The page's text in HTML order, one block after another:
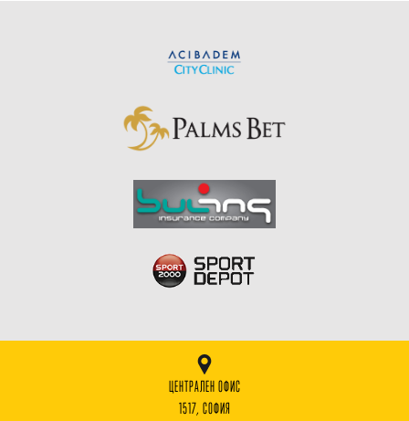
ЦЕНТРАЛЕН ОФИС
1517, СОФИЯ